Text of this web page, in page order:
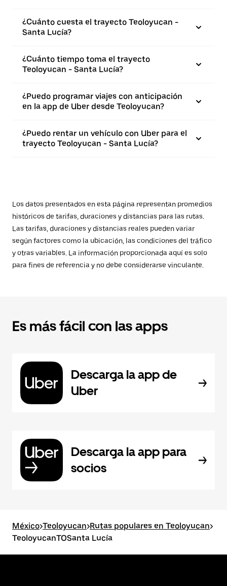
¿Cuánto cuesta el trayecto Teoloyucan -
Santa Lucía?
¿Cuánto tiempo toma el trayecto
Teoloyucan - Santa Lucía?
¿Puedo programar viajes con anticipación
en la app de Uber desde Teoloyucan?
¿Puedo rentar un vehículo con Uber para el
trayecto Teoloyucan - Santa Lucía?
Los datos presentados en esta página representan promedios
históricos de tarifas, duraciones y distancias para las rutas.
Las tarifas, duraciones y distancias reales pueden variar
según factores como la ubicación, las condiciones del tráfico
y otras variables. La información proporcionada aquí es solo
para fines de referencia y no debe considerarse vinculante.
Es más fácil con las apps
Descarga la app de
Uber
Descarga la app para
socios
México>Teoloyucan>Rutas populares en Teoloyucan>
TeoloyucanTOSanta Lucía